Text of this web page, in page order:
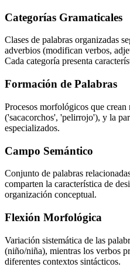
Categorías Gramaticales
Clases de palabras organizadas
adverbios (modifican verbos,
Cada categoría presenta
Formación de Palabras
Procesos morfológicos que
('sacacorchos', 'pelirrojo'), y la
especializados.
Campo Semántico
Conjunto de palabras
comparten la característica de
organización conceptual.
Flexión Morfológica
Variación sistemática de las
(niño/niña), mientras los verbos
diferentes contextos sintácticos.